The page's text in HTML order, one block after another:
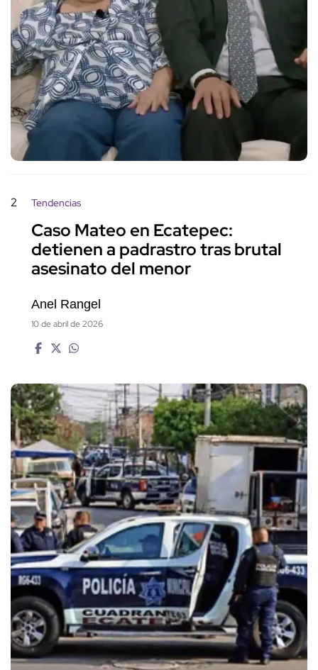
2 Tendencias
Caso Mateo en Ecatepec:
detienen a padrastro tras brutal
asesinato del menor
Anel Rangel
10 de abril de 2026